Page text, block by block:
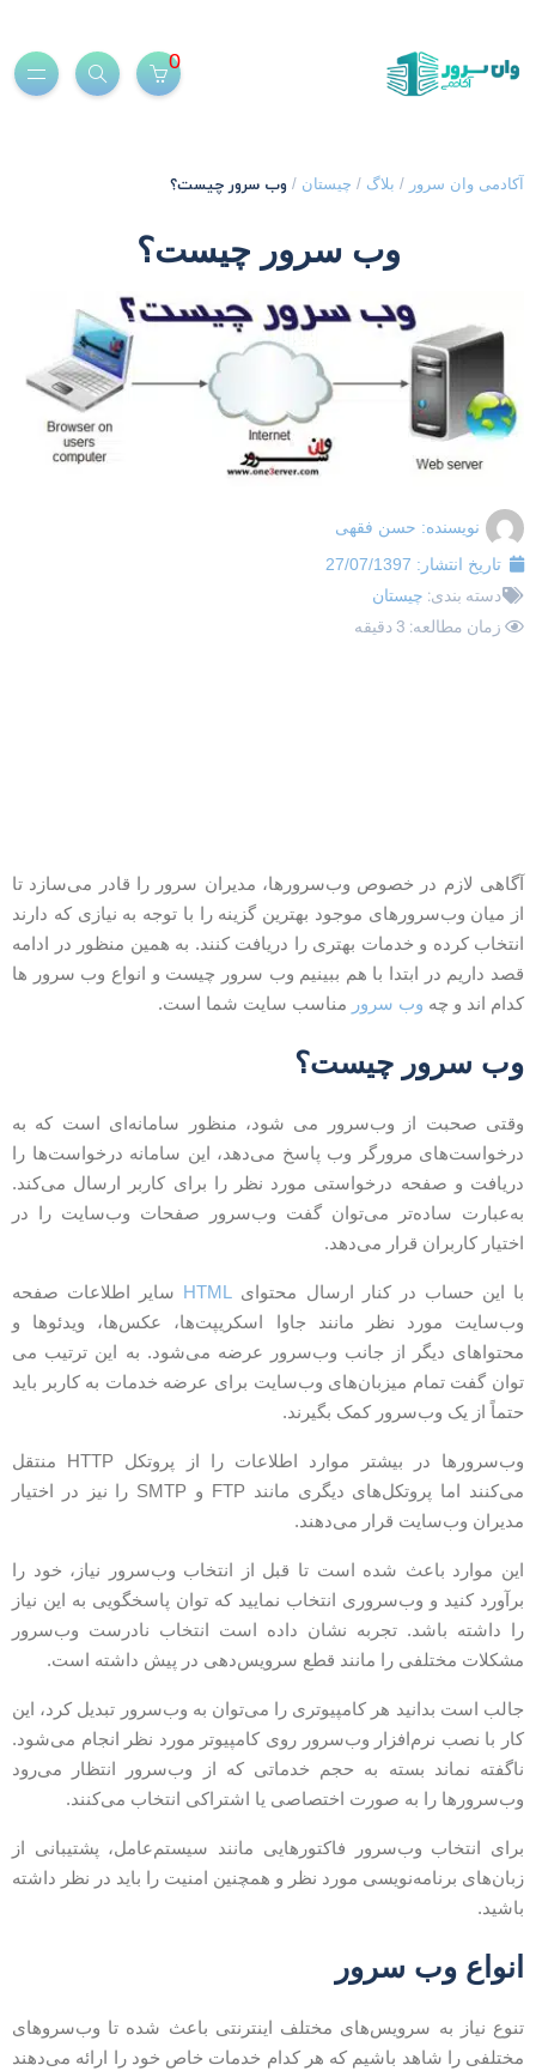
وان سرور / بلاگ/ چیستان/ وب سرور چیست؟
وب سرور چیست؟
نویسنده:حسن فقهی
تاریخ انتشار: 27/07/1397
دسته بندی:چیستان
زمان مطالعه: 3 دقیقه
لازم در خصوص وب‌سرورها، مدیران سرور را قادر می‌سازد تا
میان‌ وب‌سرورهای موجود بهترین گزینه را با توجه به نیازی که دارند
کرده و خدمات بهتری را دریافت کنند. به همین منظور در ادامه
داریم در ابتدا با هم ببینیم وب‌ سرور چیست و انواع وب سرور ها
اند و چهوب سرورمناسب سایت شما است.
سرور چیست؟
صحبت از وب‌سرور می شود، منظور سامانه‌ای است که به
مرورگر وب‌ پاسخ می‌دهد، این سامانه درخواست‌‌ها را
و صفحه‌ درخواستی مورد نظر را برای کاربر ارسال می‌کند.
ساده‌تر می‌توان گفت وب‌سرور صفحات وب‌سایت را در
کاربران قرار می‌دهد.
این حساب در کنار ارسال محتوایHTMLسایر اطلاعات صفحه‌‌
مورد نظر مانند جاوا اسکریپت‌ها، عکس‌ها، ویدئو‌‌ها و
دیگر از جانب وب‌سرور عرضه می‌شود. به این ترتیب می
گفت تمام میزبان‌های وب‌سایت برای عرضه خدمات به کاربر باید
از یک وب‌سرور کمک بگیرند.
وب‌سرورها در بیشتر موارد اطلاعات را از پروتکل HTTP منتقل
می‌کنند اما پروتکل‌‌های دیگری مانند FTP و SMTP را نیز در اختیار
وب‌سایت قرار می‌‌دهند.
موارد باعث شده است تا قبل از انتخاب وب‌سرور نیاز، خود را
کنید و وب‌سروری انتخاب نمایید که توان پاسخگویی به این نیاز
داشته باشد. تجربه نشان داده است انتخاب نادرست وب‌سرور
مختلفی را مانند قطع سرویس‌دهی در پیش داشته است.
است بدانید هر کامپیوتری را می‌توان به وب‌سرور تبدیل کرد، این
با نصب نرم‌افزار و‌ب‌سرور روی کامپیوتر مورد نظر انجام می‌شود.
نماند بسته به حجم خدماتی که از وب‌سرور انتظار می‌رود
را به صورت اختصاصی یا اشتراکی انتخاب می‌کنند.
انتخاب وب‌سرور فاکتورهایی مانند سیستم‌عامل، پشتیبانی از
برنامه‌نویسی مورد نظر و همچنین امنیت را باید در نظر داشته
وب سرور
نیاز به سرویس‌های مختلف اینترنتی باعث شده تا وب‌سروهای
را شاهد باشیم که هر کدام خدمات خاص خود را ارائه می‌دهند